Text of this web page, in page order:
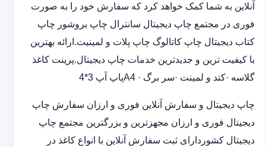
آنلاین به شما کمک خواهد کرد که سفارش خود را به صورت
فوری در مجتمع چاپ دیجیتال سانترال چاپ بروشور چاپ
کتاب دیجیتال چاپ کاتالوگ چاپ پلات و لمینیت.ارائه بهترین
با کیفیت ترین و جدیدترین خدمات چاپ دیجیتال.پرینت کاغذ
گلاسه ·‎کتد و لمینت ·‎سر برگ A4 ·‎پاپ آپ 3*4
چاپ دیجیتال و سفارش آنلاین فوری و ارزان سفارش چاپ
دیجیتال فوری و ارزان مجهزترین و بزرگترین مجتمع چاپ
دیجیتال کشوردارای ثبت سفارش آنلاین با انواع کاغذ در